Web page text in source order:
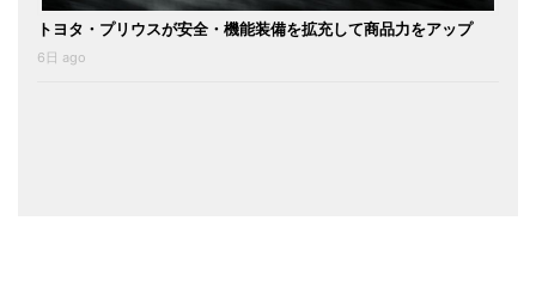
トヨタ・プリウスが安全・機能装備を拡充して商品力をアップ
6日 ago